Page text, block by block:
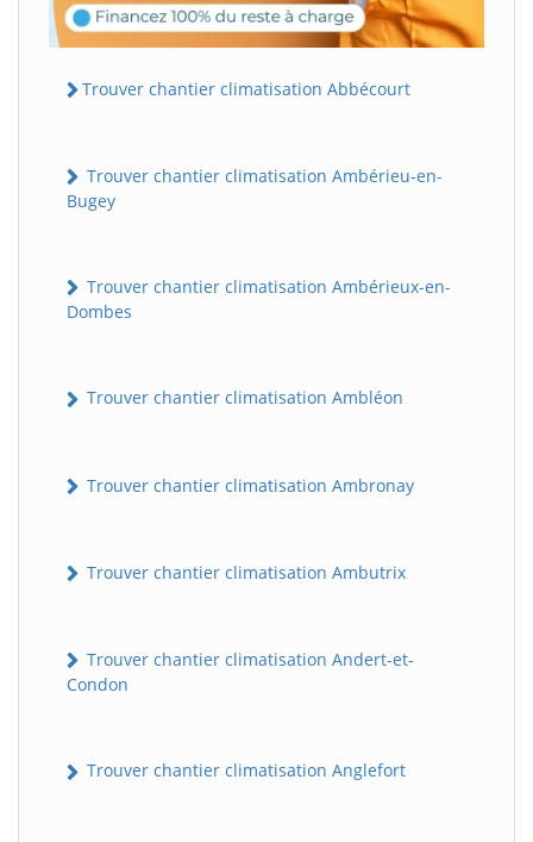
Trouver chantier climatisation Abbécourt
Trouver chantier climatisation Ambérieu-en-
Bugey
Trouver chantier climatisation Ambérieux-en-
Dombes
Trouver chantier climatisation Ambléon
Trouver chantier climatisation Ambronay
Trouver chantier climatisation Ambutrix
Trouver chantier climatisation Andert-et-
Condon
Trouver chantier climatisation Anglefort